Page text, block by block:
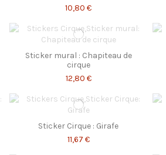
10,80 €
Sticker mural : Chapiteau de
cirque
12,80 €
Sticker Cirque : Girafe
11,67 €